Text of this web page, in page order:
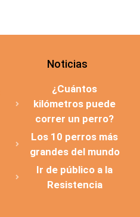
Noticias
¿Cuántos
kilómetros puede
correr un perro?
Los 10 perros más
grandes del mundo
Ir de público a la
Resistencia